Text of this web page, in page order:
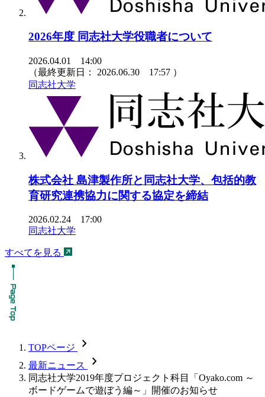
2026年度 同志社大学役職者について
2026.04.01 14:00
（最終更新日： 2026.06.30 17:57 ）
同志社大学
株式会社 島津製作所と同志社大学、包括的教
育研究連携協力に関する協定を締結
2026.02.24 17:00
同志社大学
すべてを見る
TOPページ chevron_forward
最新ニュース chevron_forward
同志社大学2019年度プロジェクト科目「Oyako.com ～
ボードゲームで遊ぼう編～」開催のお知らせ